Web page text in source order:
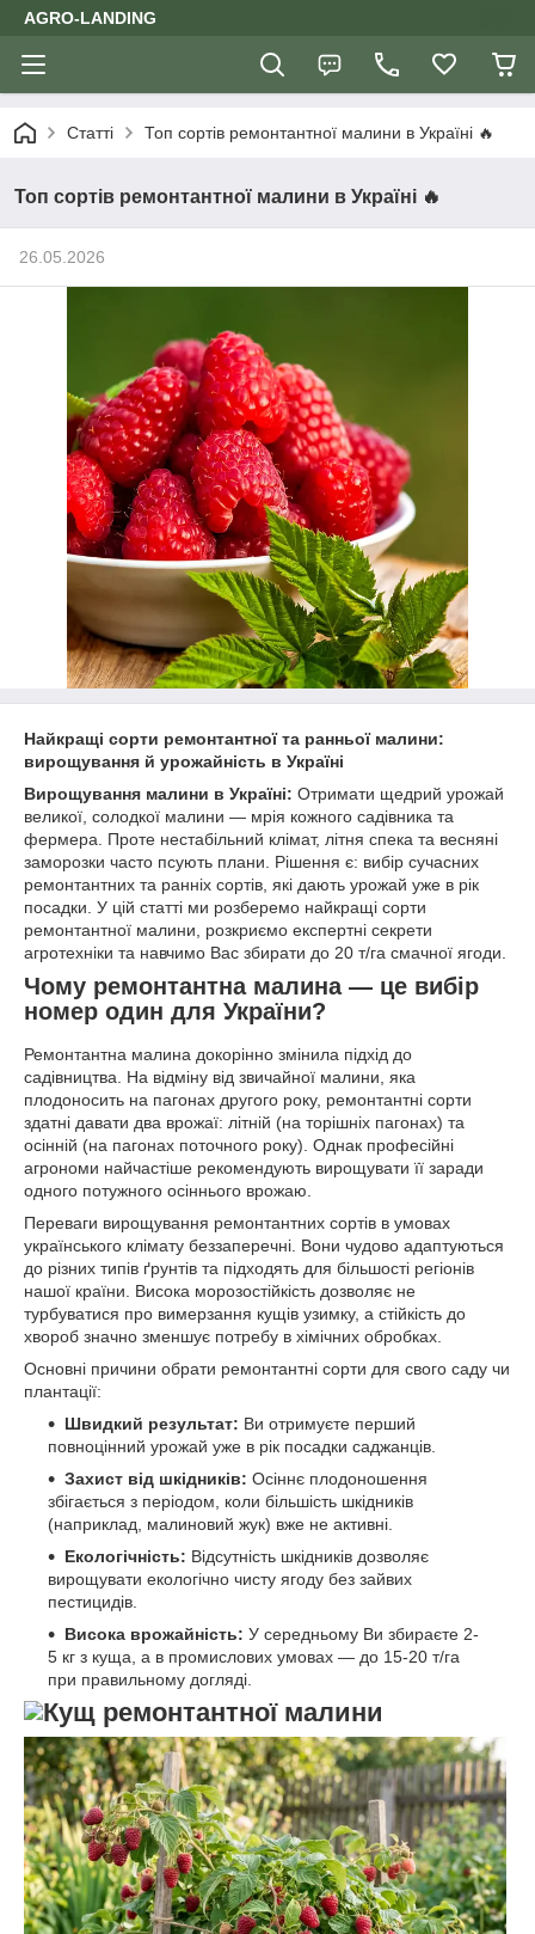
AGRO-LANDING
Статті Топ сортів ремонтантної малини в Україні 🔥
Топ сортів ремонтантної малини в Україні 🔥
26.05.2026
Найкращі сорти ремонтантної та ранньої малини:
вирощування й урожайність в Україні
Вирощування малини в Україні: Отримати щедрий урожай
великої, солодкої малини — мрія кожного садівника та
фермера. Проте нестабільний клімат, літня спека та весняні
заморозки часто псують плани. Рішення є: вибір сучасних
ремонтантних та ранніх сортів, які дають урожай уже в рік
посадки. У цій статті ми розберемо найкращі сорти
ремонтантної малини, розкриємо експертні секрети
агротехніки та навчимо Вас збирати до 20 т/га смачної ягоди.
Чому ремонтантна малина — це вибір
номер один для України?
Ремонтантна малина докорінно змінила підхід до
садівництва. На відміну від звичайної малини, яка
плодоносить на пагонах другого року, ремонтантні сорти
здатні давати два врожаї: літній (на торішніх пагонах) та
осінній (на пагонах поточного року). Однак професійні
агрономи найчастіше рекомендують вирощувати її заради
одного потужного осіннього врожаю.
Переваги вирощування ремонтантних сортів в умовах
українського клімату беззаперечні. Вони чудово адаптуються
до різних типів ґрунтів та підходять для більшості регіонів
нашої країни. Висока морозостійкість дозволяє не
турбуватися про вимерзання кущів узимку, а стійкість до
хвороб значно зменшує потребу в хімічних обробках.
Основні причини обрати ремонтантні сорти для свого саду чи
плантації:
Швидкий результат: Ви отримуєте перший
повноцінний урожай уже в рік посадки саджанців.
Захист від шкідників: Осіннє плодоношення
збігається з періодом, коли більшість шкідників
(наприклад, малиновий жук) вже не активні.
Екологічність: Відсутність шкідників дозволяє
вирощувати екологічно чисту ягоду без зайвих
пестицидів.
Висока врожайність: У середньому Ви збираєте 2-
5 кг з куща, а в промислових умовах — до 15-20 т/га
при правильному догляді.